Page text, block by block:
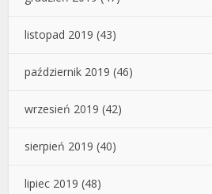
listopad 2019 (43)
październik 2019 (46)
wrzesień 2019 (42)
sierpień 2019 (40)
lipiec 2019 (48)